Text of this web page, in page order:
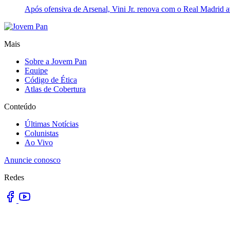
Após ofensiva de Arsenal, Vini Jr. renova com o Real Madrid
Mais
Sobre a Jovem Pan
Equipe
Código de Ética
Atlas de Cobertura
Conteúdo
Últimas Notícias
Colunistas
Ao Vivo
Anuncie conosco
Redes